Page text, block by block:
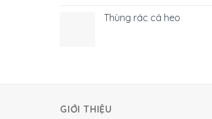
Thùng rác cá heo
GIỚI THIỆU